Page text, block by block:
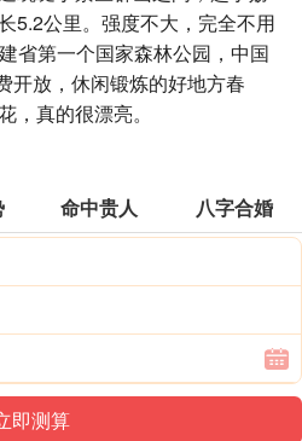
5.2公里。强度不大，完全不用
省第一个国家森林公园，中国
开放，休闲锻炼的好地方春
，真的很漂亮。
命中贵人 八字合婚